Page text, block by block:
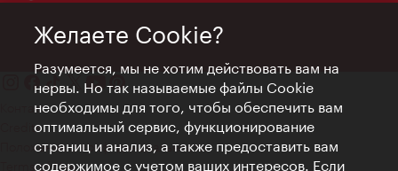
Контакт
Credits
Положение о конфиденциальности
Terms of Use
Желаете Cookie?
Разумеется, мы не хотим действовать вам на
нервы. Но так называемые файлы Cookie
необходимы для того, чтобы обеспечить вам
оптимальный сервис, функционирование
страниц и анализ, а также предоставить вам
содержимое с учетом ваших интересов. Если